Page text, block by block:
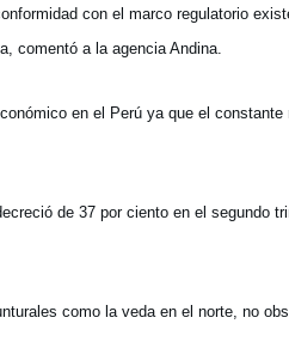
con el marco regulatorio
comentó a la agencia Andina.
en el Perú ya que el constante
de 37 por ciento en el segundo
como la veda en el norte, no